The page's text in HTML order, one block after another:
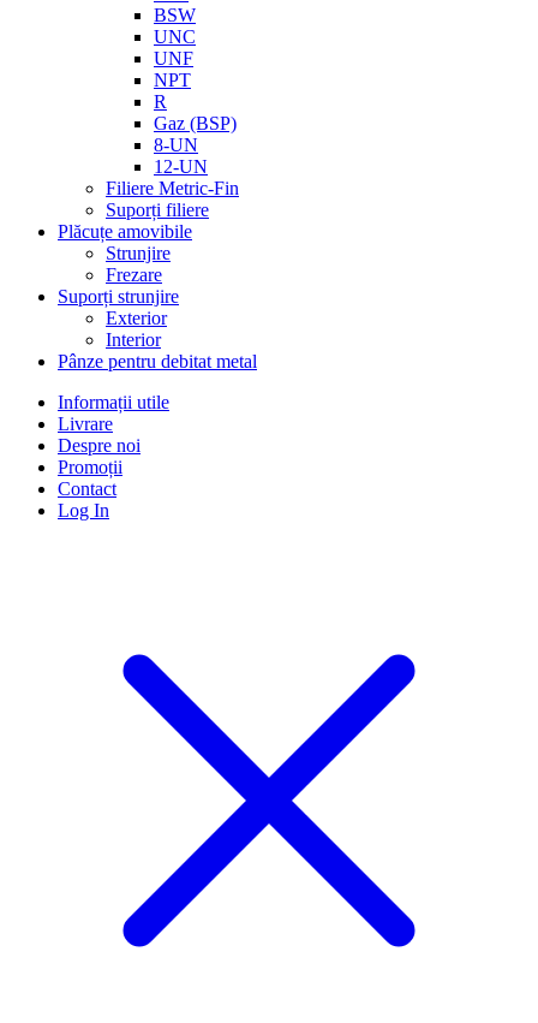
BSW
UNC
UNF
NPT
R
Gaz (BSP)
8-UN
12-UN
Filiere Metric-Fin
Suporți filiere
Plăcuțe amovibile
Strunjire
Frezare
Suporți strunjire
Exterior
Interior
Pânze pentru debitat metal
Informații utile
Livrare
Despre noi
Promoții
Contact
Log In